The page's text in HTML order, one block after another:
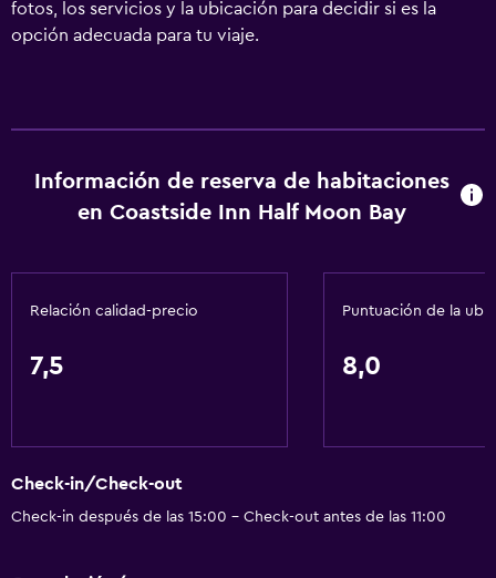
fotos, los servicios y la ubicación para decidir si es la
opción adecuada para tu viaje.
Información de reserva de habitaciones
en Coastside Inn Half Moon Bay
Relación calidad-precio
7,5
Puntuación de la
8,0
Check-in/Check-out
Check-in después de las 15:00 - Check-out antes de las 11:00